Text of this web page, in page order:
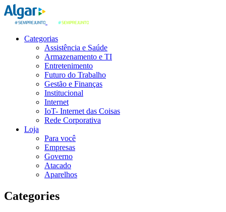
Categorias
Assistência e Saúde
Armazenamento e TI
Entretenimento
Futuro do Trabalho
Gestão e Finanças
Institucional
Internet
IoT- Internet das Coisas
Rede Corporativa
Loja
Para você
Empresas
Governo
Atacado
Aparelhos
Categories